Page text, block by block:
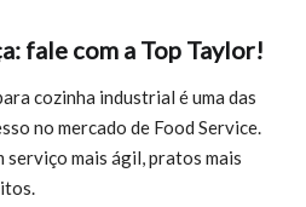
fale com a Top Taylor!
cozinha industrial é uma das
no mercado de Food Service.
serviço mais ágil, pratos mais